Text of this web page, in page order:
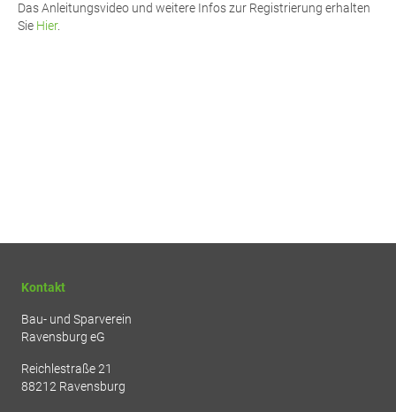
Das Anlei­tungs­vi­deo und wei­te­re Infos zur Regis­trie­rung erhal­ten
Sie Hier.
Kontakt
Bau- und Sparverein
Ravensburg eG
Reichlestraße 21
88212 Ravensburg